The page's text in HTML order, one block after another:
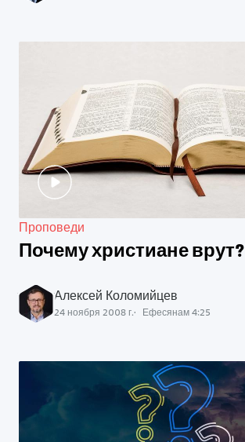
Проповеди
Почему христиане врут?
Алексей Коломийцев
24 ноября 2008 г. Ефесянам 4:25